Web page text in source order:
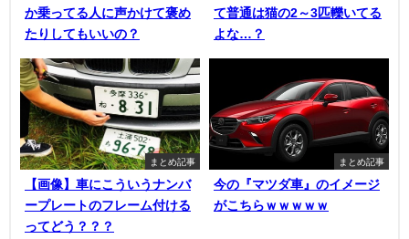
か乗ってる人に声かけて褒め
たりしてもいいの？
て普通は猫の2～3匹轢いてる
よな…？
まとめ記事
【画像】車にこういうナンバ
ープレートのフレーム付ける
ってどう？？？
まとめ記事
今の『マツダ車』のイメージ
がこちらｗｗｗｗｗ